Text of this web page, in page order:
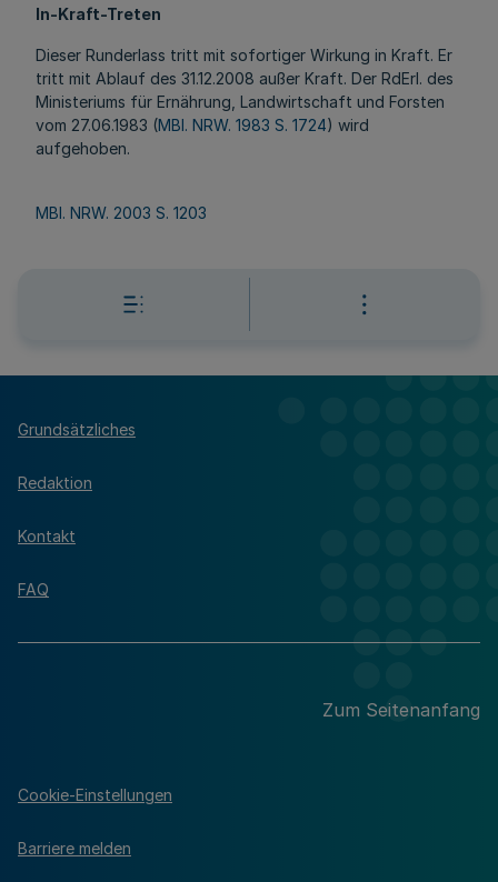
In-Kraft-Treten
Dieser Runderlass tritt mit sofortiger Wirkung in Kraft. Er
tritt mit Ablauf des 31.12.2008 außer Kraft. Der RdErl. des
Ministeriums für Ernährung, Landwirtschaft und Forsten
vom 27.06.1983 (MBl. NRW. 1983 S. 1724) wird
aufgehoben.
MBl. NRW. 2003 S. 1203
Grundsätzliches
Redaktion
Kontakt
FAQ
Zum Seitenanfang
Cookie-Einstellungen
Barriere melden